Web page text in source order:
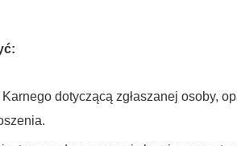
dotyczącą zgłaszanej osoby,